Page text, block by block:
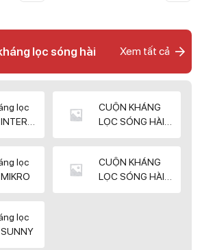
lọc sóng hài Xem tất cả
lọc
CUỘN KHÁNG
LỌC SÓNG HÀI
lọc
CUỘN KHÁNG
LỌC SÓNG HÀI
lọc